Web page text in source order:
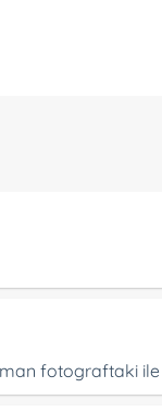
fotograftaki